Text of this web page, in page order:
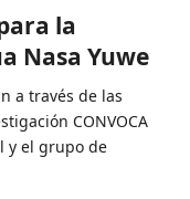
la
Nasa Yuwe
a través de las
CONVOCA
y el grupo de